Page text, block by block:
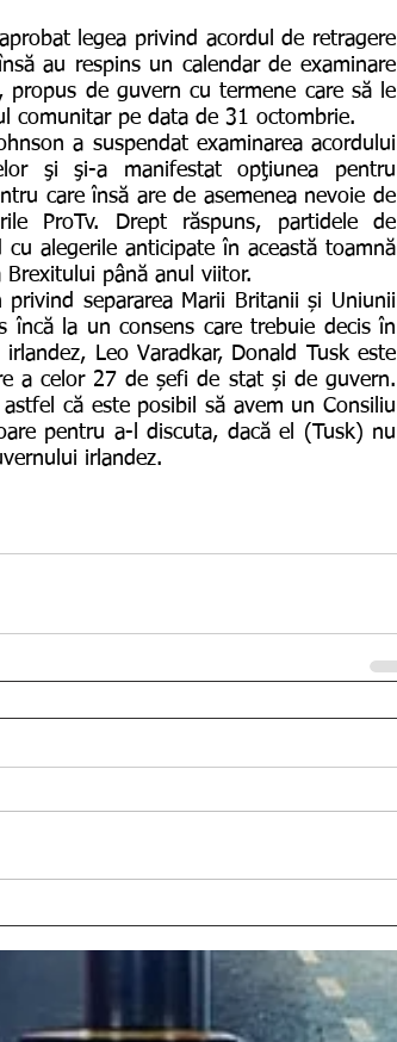
au respins un calendar de examinare
propus de guvern cu termene care să le
comunitar pe data de 31 octombrie.
şi şi-a manifestat opţiunea pentru
care însă are de asemenea nevoie de
ProTv. Drept răspuns, partidele de
alegerile anticipate în această toamnă
Brexitului până anul viitor.
încă la un consens care trebuie decis în
Leo Varadkar, Donald Tusk este
a celor 27 de șefi de stat și de guvern.
că este posibil să avem un Consiliu
pentru a-l discuta, dacă el (Tusk) nu
irlandez.